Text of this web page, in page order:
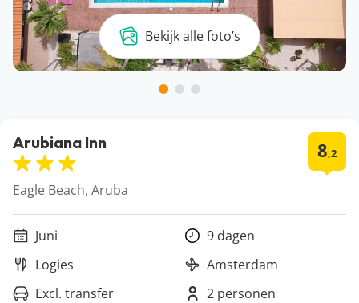
Bekijk alle foto’s
Arubiana Inn 8,2
Eagle Beach, Aruba
Juni
9 dagen
Logies
Amsterdam
Excl. transfer
2 personen